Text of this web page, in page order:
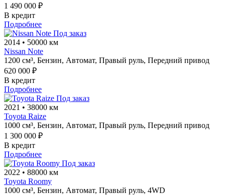
1 490 000 ₽
В кредит
Подробнее
Под заказ
2014 • 50000 км
Nissan Note
1200 см³, Бензин, Автомат, Правый руль, Передний привод
620 000 ₽
В кредит
Подробнее
Под заказ
2021 • 38000 км
Toyota Raize
1000 см³, Бензин, Автомат, Правый руль, Передний привод
1 300 000 ₽
В кредит
Подробнее
Под заказ
2022 • 88000 км
Toyota Roomy
1000 см³, Бензин, Автомат, Правый руль, 4WD